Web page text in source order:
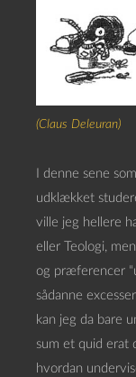
(Claus Deleuran)
I denne sene
udklækket
ville jeg hellere
eller Teologi,
og præferencer
sådanne
kan jeg da bare
sum et quid erat
hvordan